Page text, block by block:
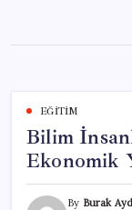
content
EĞITIM
Bilim
Ekonomik
By Burak